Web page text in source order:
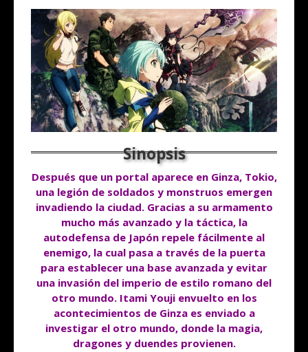
Después que un portal aparece en Ginza, Tokio,
una legión de soldados y monstruos emergen
invadiendo la ciudad. Gracias a su armamento
mucho más avanzado y la táctica, la
autodefensa de Japón repele fácilmente al
enemigo, la cual pasa a través de la puerta
para establecer una base avanzada y evitar
una invasión del imperio de estilo romano del
otro mundo. Itami Youji envuelto en los
acontecimientos de Ginza es enviado a
investigar el otro mundo, donde la magia,
dragones y duendes provienen.